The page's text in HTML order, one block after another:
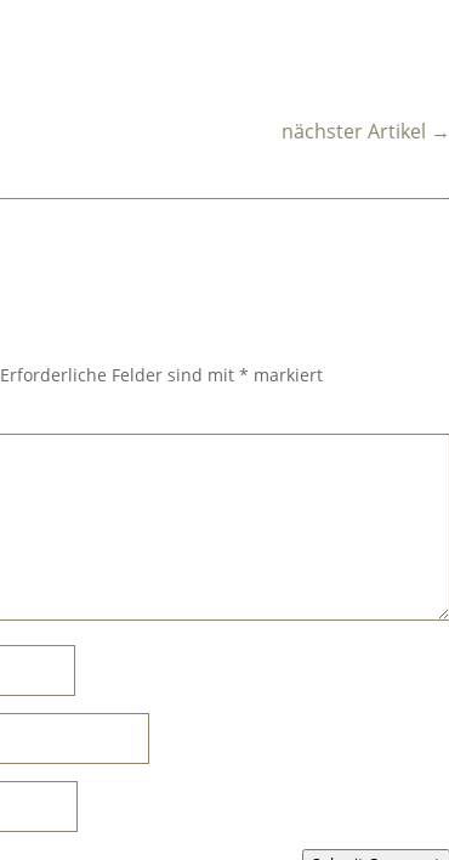
nächster Artikel →
Erforderliche Felder sind mit* markiert